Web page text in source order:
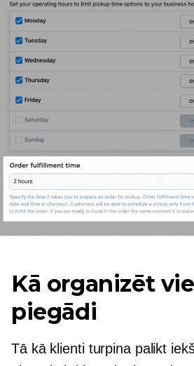
Kā organizēt
piegādi
Tā kā klienti turpina palikt